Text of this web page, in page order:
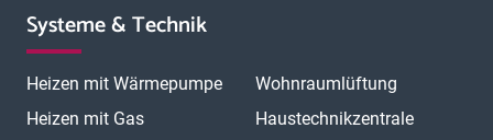
Systeme & Technik
Heizen mit Wärmepumpe
Heizen mit Gas
Wohnraumlüftung
Haustechnikzentrale